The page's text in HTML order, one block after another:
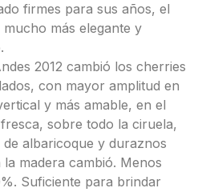
firmes para sus años, el
más elegante y
2012 cambió los cherries
con mayor amplitud en
y más amable, en el
sobre todo la ciruela,
albaricoque y duraznos
madera cambió. Menos
Suficiente para brindar